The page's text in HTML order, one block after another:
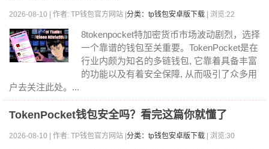
2026-08-10 | 作者: TP钱包官方网站 | 分类：tp钱包安卓版下载 | 浏览:22
8tokenpocket特加密货币市场波动剧烈，选择
一个靠谱的钱包至关重要。TokenPocket是在
行业内颇为知名的多链钱包, 它靠着具备丰富
的功能以及有着安全保障, 从而吸引了众多用
户去关注此处。...
TokenPocket钱包安全吗？看完这篇你就懂了
2026-08-10 | 作者: TP钱包官方网站 | 分类：tp钱包安卓版下载 | 浏览:30